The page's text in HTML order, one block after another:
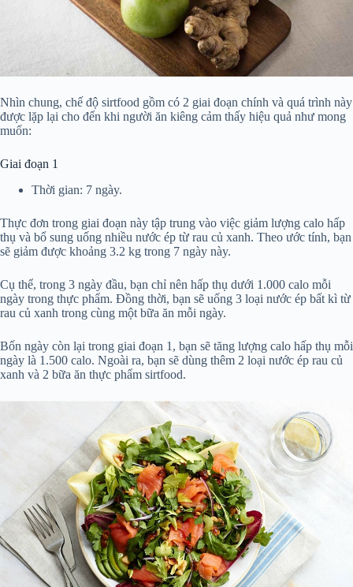
Nhìn chung, chế độ sirtfood gồm có 2 giai đoạn chính và quá trình này
được lặp lại cho đến khi người ăn kiêng cảm thấy hiệu quả như mong
muốn:
Giai đoạn 1
Thời gian: 7 ngày.
Thực đơn trong giai đoạn này tập trung vào việc giảm lượng calo hấp
thụ và bổ sung uống nhiều nước ép từ rau củ xanh. Theo ước tính, bạn
sẽ giảm được khoảng 3.2 kg trong 7 ngày này.
Cụ thể, trong 3 ngày đầu, bạn chỉ nên hấp thụ dưới 1.000 calo mỗi
ngày trong thực phẩm. Đồng thời, bạn sẽ uống 3 loại nước ép bất kì từ
rau củ xanh trong cùng một bữa ăn mỗi ngày.
Bốn ngày còn lại trong giai đoạn 1, bạn sẽ tăng lượng calo hấp thụ mỗi
ngày là 1.500 calo. Ngoài ra, bạn sẽ dùng thêm 2 loại nước ép rau củ
xanh và 2 bữa ăn thực phẩm sirtfood.